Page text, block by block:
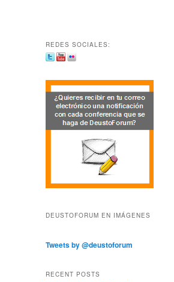
REDES SOCIALES:
DEUSTOFORUM EN IMÁGENES
Tweets by @deustoforum
RECENT POSTS